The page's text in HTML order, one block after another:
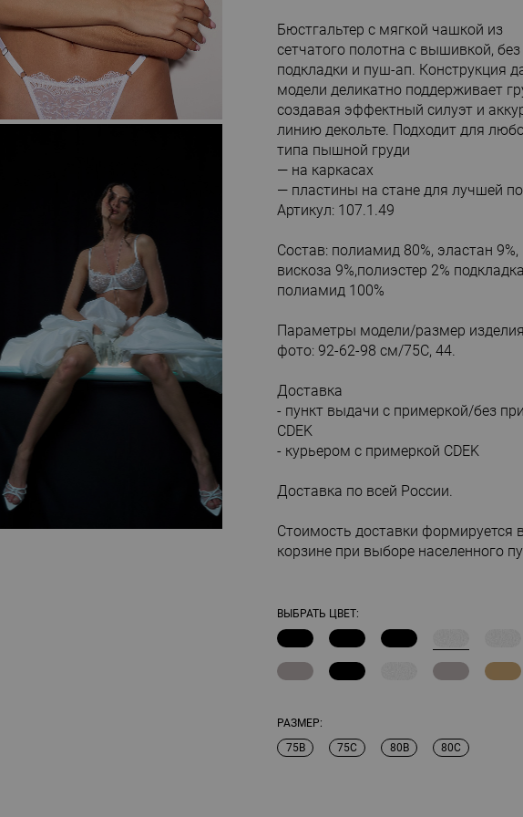
Бюстгальтер с мягкой чашкой из
сетчатого полотна с вышивкой, без
подкладки и пуш-ап. Конструкция
модели деликатно поддерживает
создавая эффектный силуэт и
линию декольте. Подходит для
типа пышной груди
— на каркасах
— пластины на стане для лучшей
Артикул: 107.1.49
Состав: полиамид 80%, эластан 9%,
вискоза 9%,полиэстер 2%
полиамид 100%
Параметры модели/размер
фото: 92-62-98 см/75С, 44.
Доставка
- пункт выдачи с примеркой/без
CDEK
- курьером с примеркой CDEK
Доставка по всей России.
Стоимость доставки формируется в
корзине при выборе населенного
ВЫБРАТЬ ЦВЕТ:
РАЗМЕР:
75B
75C 80B 80C